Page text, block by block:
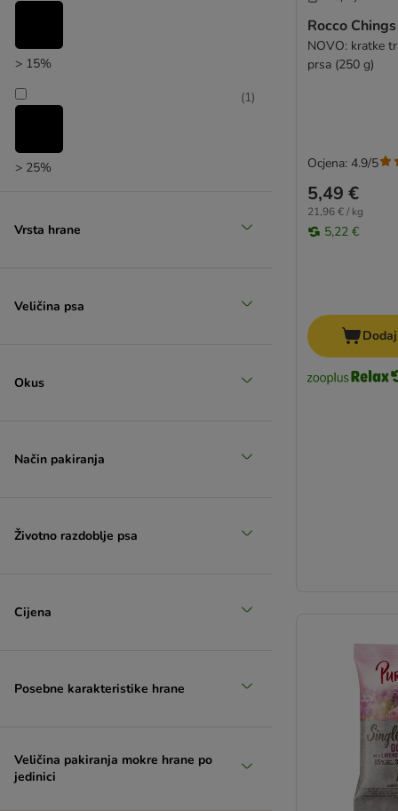
> 15%
> 25%
(1)
Vrsta hrane
Veličina psa
Okus
Način pakiranja
Životno razdoblje psa
Cijena
Posebne karakteristike hrane
Veličina pakiranja mokre hrane po
jedinici
Rocco Chings
NOVO: kratke
prsa (250 g)
5,49 €
21,96 € / kg
5,22 €
Ocjena: 4.9/5